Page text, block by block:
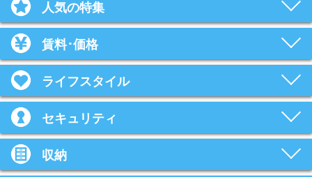
人気の特集
賃料･価格
ライフスタイル
セキュリティ
収納